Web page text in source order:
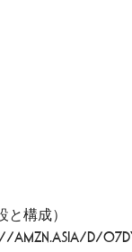
構成）
amzn.asia/d/